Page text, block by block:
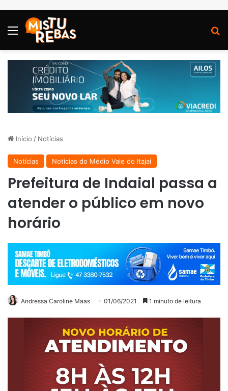
Menu
Início / Notícias
Notícias Notícias do Médio Vale do Itajaí
Prefeitura de Indaial passa a
atender o público em novo
horário
Andressa Caroline Maas 01/06/2021 1 minuto de leitura